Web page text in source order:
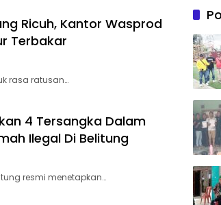
Ricuh, Kantor Wasprod
Terbakar
rasa ratusan…
4 Tersangka Dalam
Ilegal Di Belitung
resmi menetapkan…
Lahir
dan